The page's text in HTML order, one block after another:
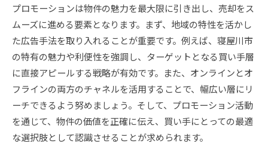
プロモーションは物件の魅力を最大限に引き出し、売却をス
ムーズに進める要素となります。まず、地域の特性を活かし
た広告手法を取り入れることが重要です。例えば、寝屋川市
の特有の魅力や利便性を強調し、ターゲットとなる買い手層
に直接アピールする戦略が有効です。また、オンラインとオ
フラインの両方のチャネルを活用することで、幅広い層にリ
ーチできるよう努めましょう。そして、プロモーション活動
を通じて、物件の価値を正確に伝え、買い手にとっての最適
な選択肢として認識させることが求められます。